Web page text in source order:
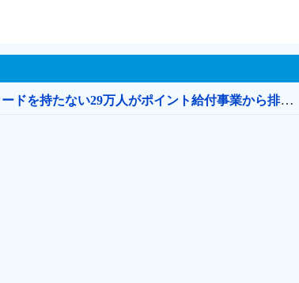
共産党「これは酷い…京都市でマイナンバーカードを持たない29万人がポイント給付事業から排除された」